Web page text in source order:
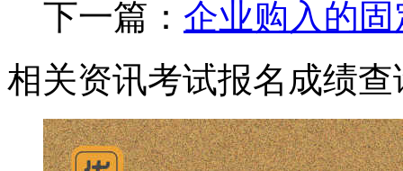
下一篇： 企业购入的
相关资讯考试报名 成绩查